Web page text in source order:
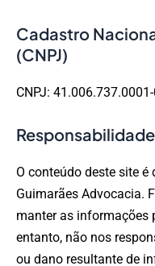
Cadastro
(CNPJ)
CNPJ:
O conteúdo deste site
Guimarães Advocacia.
manter as informações
entanto, não nos
ou dano resultante de